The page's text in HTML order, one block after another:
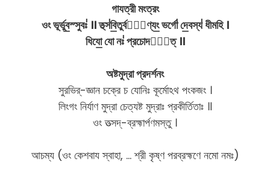
গাযত্রী মংত্রং
ওং ভূর্ভুব॒স্সুবঃ॑ ॥ তথ্স॑বি॒তুর্বরে᳚ণ্যং॒ ভর্গো॑ দে॒বস্য॑ ধীমহি ।
ধিযো॒ যো নঃ॑ প্রচোদযা᳚ত্ ॥
অষ্টমুদ্রা প্রদর্শনং
সুরভির্-জ্ঞান চক্রে চ যোনিঃ কূর্মোঽথ পংকজং ।
লিংগং নির্যাণ মুদ্রা চেত্যষ্ট মুদ্রাঃ প্রকীর্তিতাঃ ॥
ওং তত্সদ্-ব্রহ্মার্পণমস্তু ।
আচম্য (ওং কেশবায স্বাহা, … শ্রী কৃষ্ণ পরব্রহ্মণে নমো নমঃ)